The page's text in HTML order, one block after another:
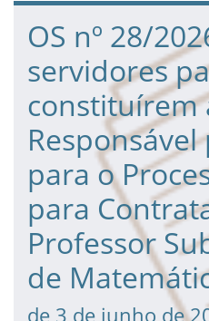
Fim da navegação
Início do conteúdo
OS nº 28/
servidores
constituírem
Responsável
para o
para
Professor
de
de 3 de junho de